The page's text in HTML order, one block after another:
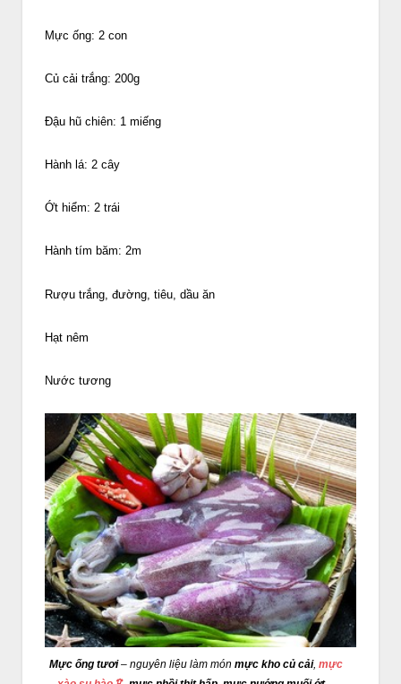
Mực ống: 2 con
Củ cải trắng: 200g
Đậu hũ chiên: 1 miếng
Hành lá: 2 cây
Ớt hiểm: 2 trái
Hành tím băm: 2m
Rượu trắng, đường, tiêu, dầu ăn
Hạt nêm
Nước tương
Mực ống tươi– nguyên liệu làm món mực kho củ cải, mực